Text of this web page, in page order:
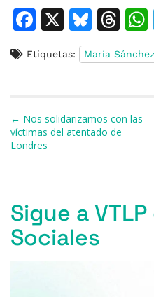
F
c
o
o
X
Bl
u
e
y
T
h
re
d
s
Etiquetas: María Sánchez
Navegación de entradas
← Nos solidarizamos con las
víctimas del atentado de
Londres
Sigue a
Sociales